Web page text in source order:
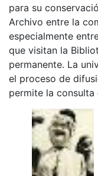
para su
Archivo entre la
especialmente
que visitan la
permanente. La
el proceso de
permite la consulta